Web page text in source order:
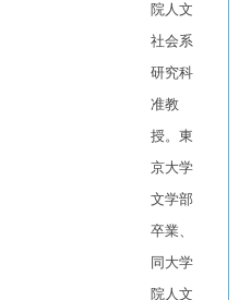
院人文
社会系
研究科
准教
授。東
京大学
文学部
卒業、
同大学
院人文